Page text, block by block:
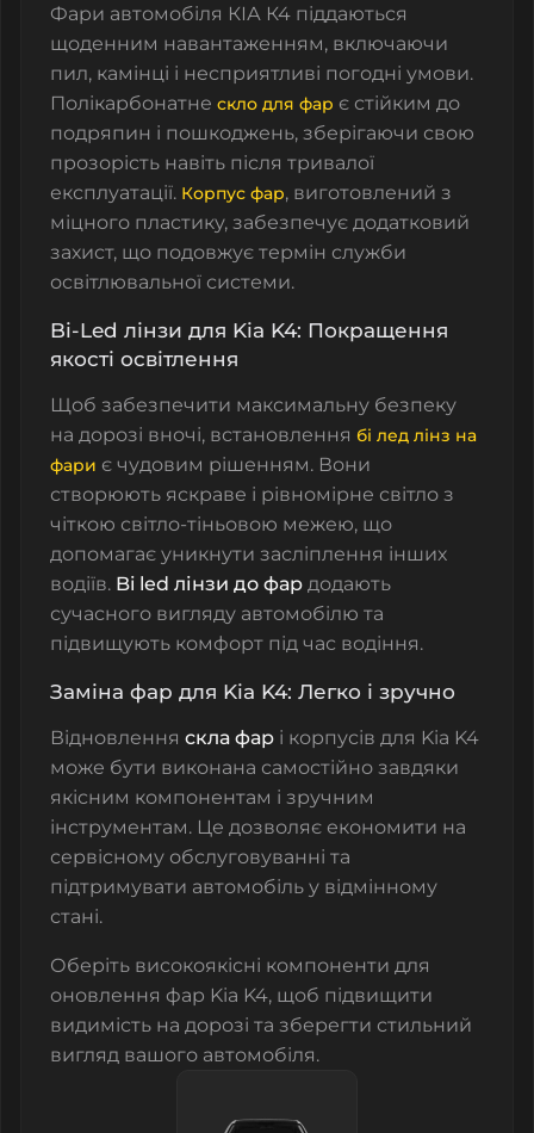
Фари автомобіля КІА К4 піддаються
щоденним навантаженням, включаючи
пил, камінці і несприятливі погодні умови.
Полікарбонатне скло для фар є стійким до
подряпин і пошкоджень, зберігаючи свою
прозорість навіть після тривалої
експлуатації. Корпус фар, виготовлений з
міцного пластику, забезпечує додатковий
захист, що подовжує термін служби
освітлювальної системи.
Bi-Led лінзи для Kia K4: Покращення
якості освітлення
Щоб забезпечити максимальну безпеку
на дорозі вночі, встановлення бі лед лінз на
фари є чудовим рішенням. Вони
створюють яскраве і рівномірне світло з
чіткою світло-тіньовою межею, що
допомагає уникнути засліплення інших
водіїв. Bi led лінзи до фар додають
сучасного вигляду автомобілю та
підвищують комфорт під час водіння.
Заміна фар для Kia K4: Легко і зручно
Відновлення скла фар і корпусів для Kia K4
може бути виконана самостійно завдяки
якісним компонентам і зручним
інструментам. Це дозволяє економити на
сервісному обслуговуванні та
підтримувати автомобіль у відмінному
стані.
Оберіть високоякісні компоненти для
оновлення фар Kia K4, щоб підвищити
видимість на дорозі та зберегти стильний
вигляд вашого автомобіля.